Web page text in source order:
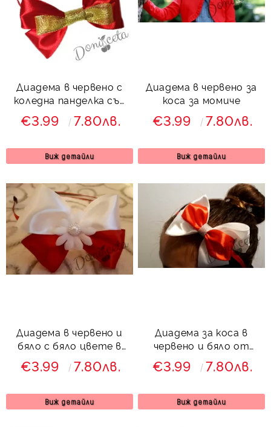
Диадема в червено с
коледна панделка със
златисто
€3.99 7.80лв.
Виж детайли
Диадема в червено за
коса за момиче
€3.99 7.80лв.
Виж детайли
Диадема в червено и
бяло с бяло цвете в
средата
€3.99 7.80лв.
Виж детайли
Диадема за коса в
червено и бяло от
сатенена лента
€3.99 7.80лв.
Виж детайли